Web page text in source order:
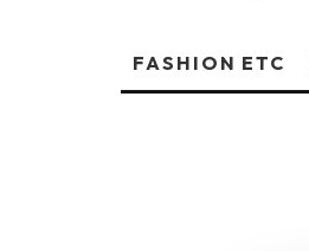
FASHION ETC